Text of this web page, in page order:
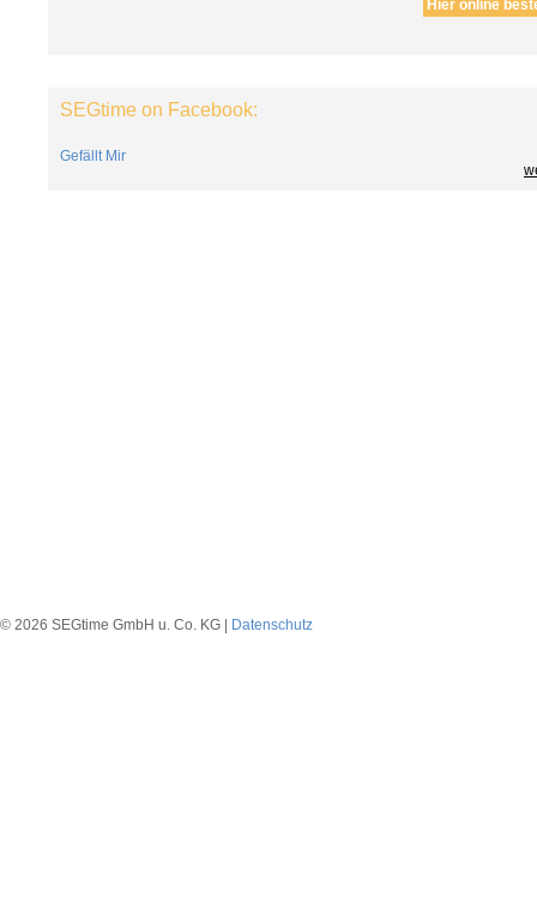
SEGtime on Facebook:
Gefällt Mir
© 2026 SEGtime GmbH u. Co. KG | Datenschutz